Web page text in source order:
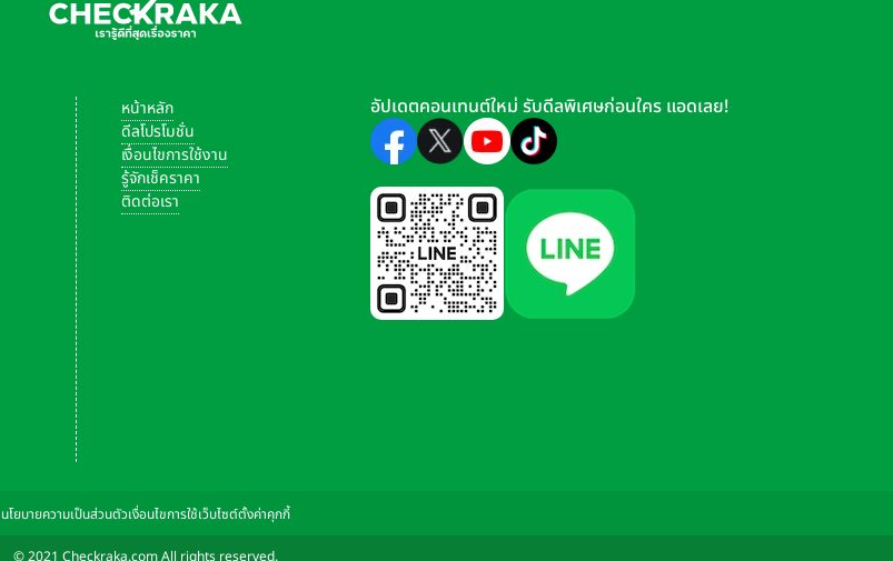
หน้าหลัก
ดีลโปรโมชั่น
เงื่อนไขการใช้งาน
รู้จักเช็คราคา
ติดต่อเรา
อัปเดตคอนเทนต์ใหม่ รับดีลพิเศษก่อนใคร แอดเลย!
นโยบายความเป็นส่วนตัวเงื่อนไขการใช้เว็บไซต์ตั้งค่าคุกกี้
© 2021 Checkraka.com All rights reserved.